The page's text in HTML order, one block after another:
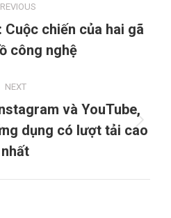
Previous
post:
chiến của hai gã
công nghệ
NEXT
Next
post:
và YouTube,
dụng có lượt tải cao
nhất